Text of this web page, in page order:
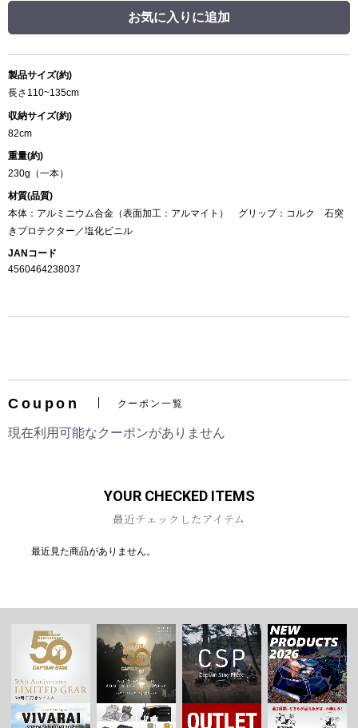
お買い物を続ける カートへ進む
お気に入りに追加
製品サイズ(約)
長さ110~135cm
収納サイズ(約)
82cm
重量(約)
230g（一本）
材質(品質)
本体：アルミニウム合金（表面加工：アルマイト） グリップ：コルク 石突
きプロテクター／塩化ビニル
JANコード
4560464238037
Coupon クーポン一覧
現在利用可能なクーポンがありません
YOUR CHECKED ITEMS
最近チェックしたアイテム
最近見た商品がありません。